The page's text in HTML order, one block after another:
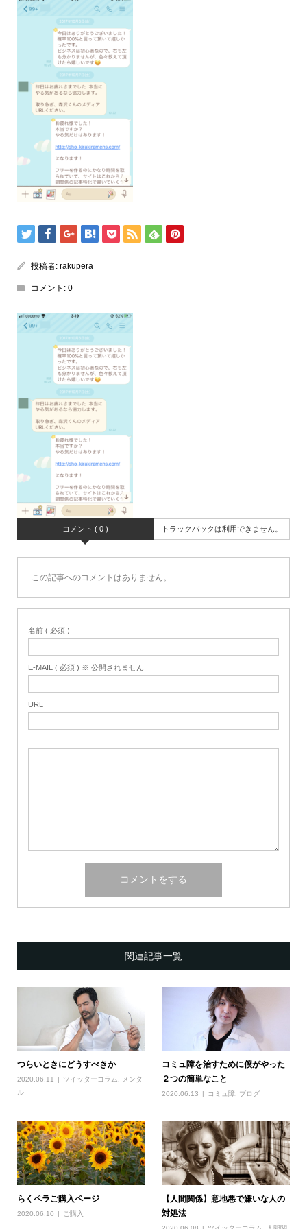
投稿者: rakupera
コメント: 0
コメント ( 0 ) トラックバックは利用できません。
この記事へのコメントはありません。
名前 ( 必須 )
E-MAIL ( 必須 ) ※ 公開されません
URL
関連記事一覧
つらいときにどうすべきか
2020.06.11 ツイッターコラム, メンタ
ル
コミュ障を治すために僕がやった
２つの簡単なこと
2020.06.13 コミュ障, ブログ
らくペラご購入ページ
2020.06.10 ご購入
【人間関係】意地悪で嫌いな人の
対処法